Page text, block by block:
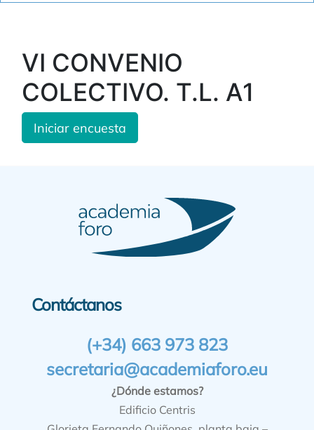
VI CONVENIO
COLECTIVO. T.L. A1
Iniciar encuesta
Contáctanos
(+34) 663 973 823
secretaria@academiaforo.eu
¿Dónde estamos?
Edificio Centris